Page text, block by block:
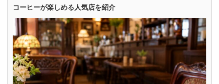
コーヒーが楽しめる人気店を紹介